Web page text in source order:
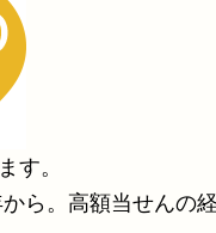
す。
ら。高額当せんの